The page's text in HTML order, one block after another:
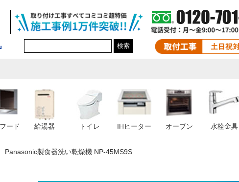
検索
ード 給湯器 トイレ IHヒーター オーブン 水栓金具
Panasonic製食器洗い乾燥機 NP-45MS9S